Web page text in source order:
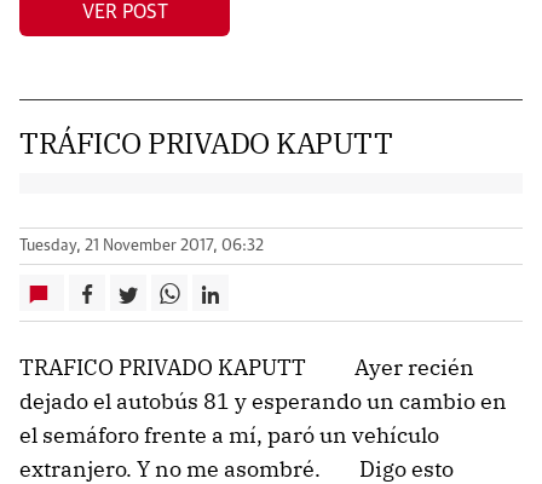
VER POST
TRÁFICO PRIVADO KAPUTT
Tuesday, 21 November 2017, 06:32
TRAFICO PRIVADO KAPUTT Ayer recién
dejado el autobús 81 y esperando un cambio en
el semáforo frente a mí, paró un vehículo
extranjero. Y no me asombré. Digo esto